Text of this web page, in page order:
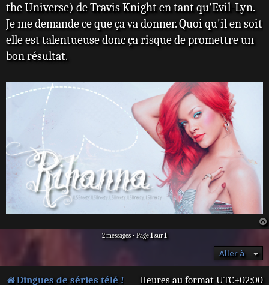
Magic (en) de
Leena
Pendharkar : Ms.
Bradlee
Wes Craven :
Rebecca Walters
2012 : Save the
Date de Michael
Mohan : Beth
2012 : Cinq ans de
réflexion (The
Five-Year
Engagement) de
Nicholas Stoller :
Eilhauer
Deadliest Lesson
d'Harry Winer :
Amber
épisodes)
2009-2015:
Community :
Annie Edison (110
épisodes)
2011 :
CollegeHumor
Originals : Annie
Edison (1
2011 : Robot
Chicken : Matha
a
g
e
the Universe) de Travis Knight en tant qu'Evil-Lyn.
Je me demande ce que ça va donner. Quoi qu'il en soit
elle est talentueuse donc ça risque de promettre un
bon résultat.
2 messages • Page1sur1
Aller à
Dingues de séries télé ! Heures au format UTC+02:00